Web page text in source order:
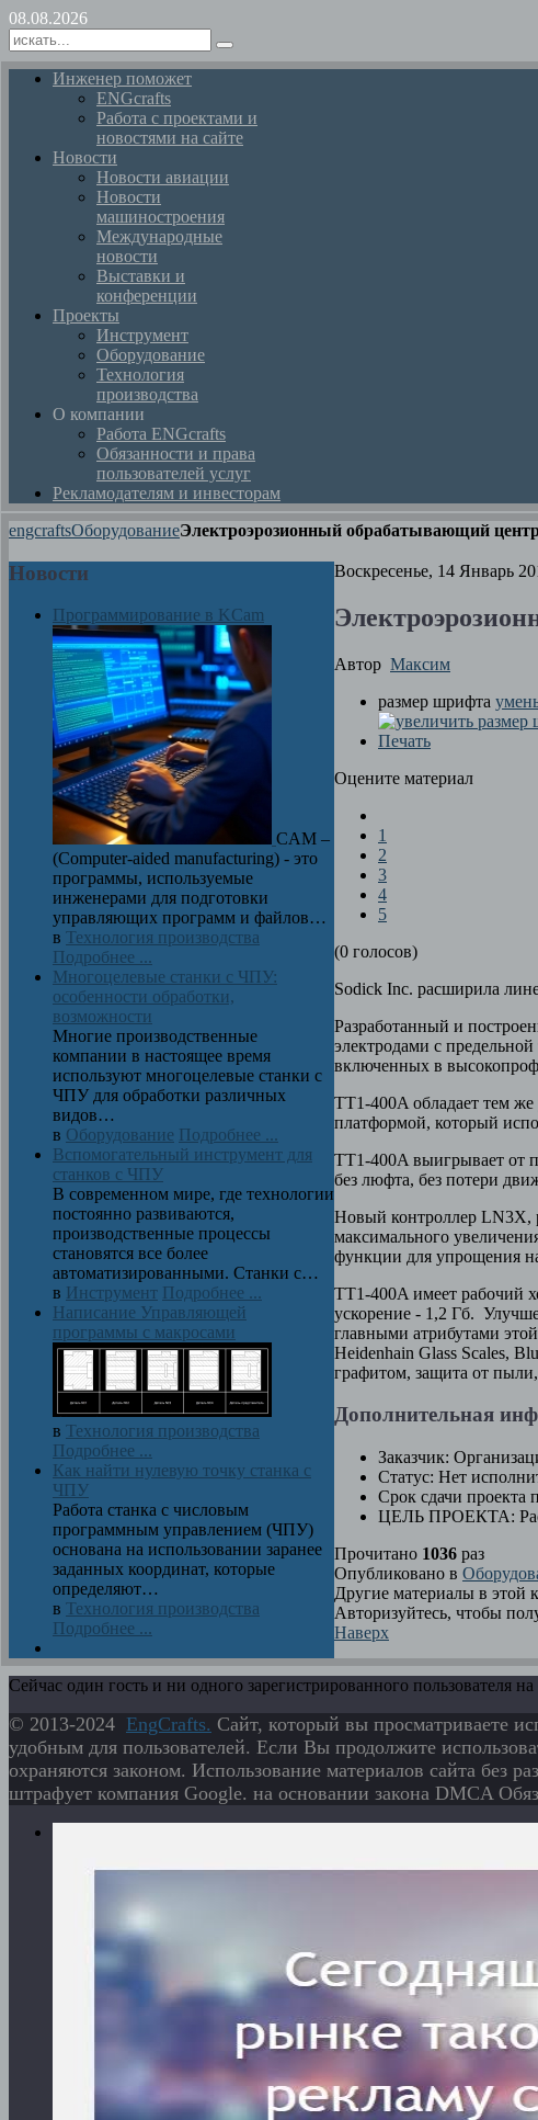
08.08.2026
Инженер поможет
ENGcrafts
Работа с проектами и
новостями на сайте
Новости
Новости авиации
Новости
машиностроения
Международные
новости
Выставки и
конференции
Проекты
Инструмент
Оборудование
Технология
производства
О компании
Работа ENGcrafts
Обязанности и права
пользователей услуг
Рекламодателям и инвесторам
engcraftsОборудованиеЭлектроэрозионный обрабатывающий
Воскресенье, 14 Январь
Автор Максим
размер шрифта
Печать
Оцените материал
1
2
3
4
5
(0 голосов)
Sodick Inc. расширила
Разработанный и
электродами с
включенных в
TT1-400A обладает тем
платформой, который
TT1-400A выигрывает от
без люфта, без потери
Новый контроллер LN3X,
максимального
функции для упрощения
TT1-400A имеет рабочий
ускорение - 1,2 Гб.
главными атрибутами
Heidenhain Glass Scales,
графитом, защита от
Дополнительная
Заказчик:
Статус: Нет
Срок сдачи проекта
ЦЕЛЬ ПРОЕКТА:
Прочитано 1036 раз
Опубликовано в
Другие материалы в этой
Авторизуйтесь, чтобы
Наверх
Новости
Программирование в KCam
CAM –
(Computer-aided manufacturing) - это
программы, используемые
инженерами для подготовки
управляющих программ и файлов…
в Технология производства
Подробнее ...
Многоцелевые станки с ЧПУ:
особенности обработки,
возможности
Многие производственные
компании в настоящее время
используют многоцелевые станки с
ЧПУ для обработки различных
видов…
в Оборудование Подробнее ...
Вспомогательный инструмент для
станков с ЧПУ
В современном мире, где технологии
постоянно развиваются,
производственные процессы
становятся все более
автоматизированными. Станки с…
в Инструмент Подробнее ...
Написание Управляющей
программы с макросами
в Технология производства
Подробнее ...
Как найти нулевую точку станка с
ЧПУ
Работа станка с числовым
программным управлением (ЧПУ)
основана на использовании заранее
заданных координат, которые
определяют…
в Технология производства
Подробнее ...
Сейчас один гость и ни одного зарегистрированного пользователя на
© 2013-2024 EngСrafts. Сайт, который вы просматриваете
удобным для пользователей. Если Вы продолжите
охраняются законом. Использование материалов сайта без
штрафует компания Google. на основании закона DMCA